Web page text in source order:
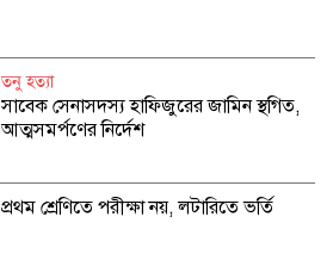
তনু হত্যা
সাবেক সেনাসদস্য হাফিজুরের জামিন স্থগিত,
আত্মসমর্পণের নির্দেশ
প্রথম শ্রেণিতে পরীক্ষা নয়, লটারিতে ভর্তি